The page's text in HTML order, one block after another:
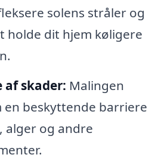
solens stråler og
holde dit hjem køligere
af skader: Malingen
beskyttende barriere
alger og andre